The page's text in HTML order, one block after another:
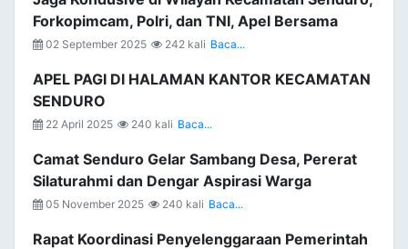
Forkopimcam, Polri, dan TNI, Apel Bersama
02 September 2025 242 kali Baca...
APEL PAGI DI HALAMAN KANTOR KECAMATAN
SENDURO
22 April 2025 240 kali Baca...
Camat Senduro Gelar Sambang Desa, Pererat
Silaturahmi dan Dengar Aspirasi Warga
05 November 2025 240 kali Baca...
Rapat Koordinasi Penyelenggaraan Pemerintah